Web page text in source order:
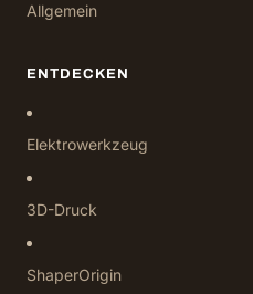
Allgemein
ENTDECKEN
Elektrowerkzeug
3D-Druck
ShaperOrigin